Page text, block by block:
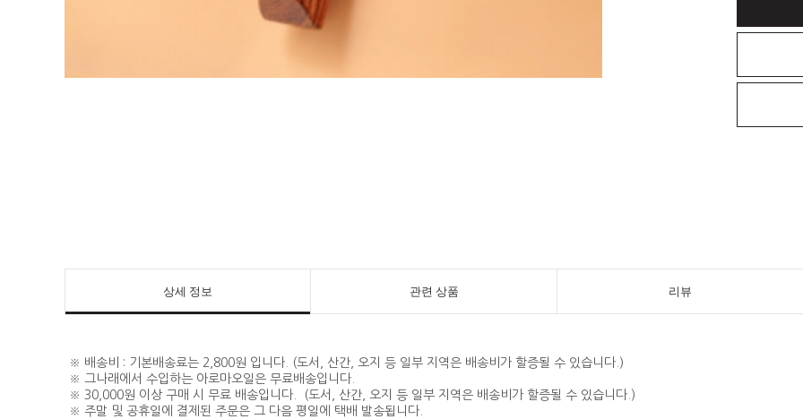
상세 정보 관련 상품 리뷰
※ 배송비 : 기본배송료는 2,800원 입니다. (도서, 산간, 오지 등 일부 지역은 배송비가 할증될 수 있습니다.)
※ 그나래에서 수입하는 아로마오일은 무료배송입니다.
※ 30,000원 이상 구매 시 무료 배송입니다. (도서, 산간, 오지 등 일부 지역은 배송비가 할증될 수 있습니다.)
※ 주말 및 공휴일에 결제된 주문은 그 다음 평일에 택배 발송됩니다.